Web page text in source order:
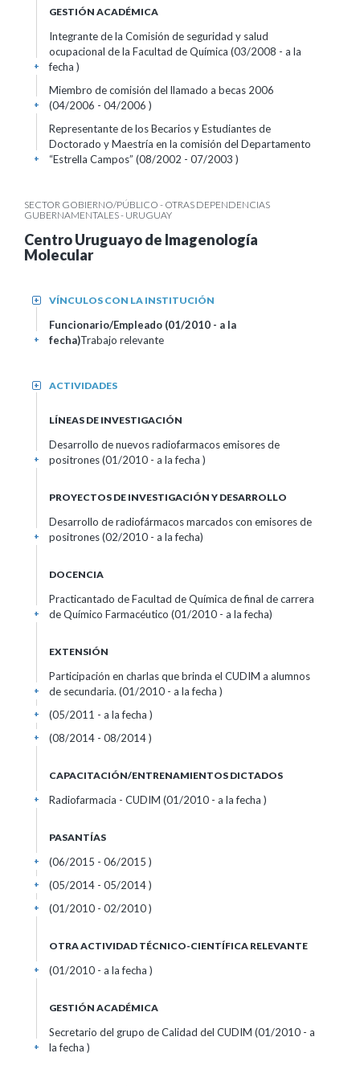
GESTIÓN ACADÉMICA
Integrante de la Comisión de seguridad y salud
ocupacional de la Facultad de Química (03/2008 - a la
fecha )
+
Miembro de comisión del llamado a becas 2006
(04/2006 - 04/2006 )
+
Representante de los Becarios y Estudiantes de
Doctorado y Maestría en la comisión del Departamento
“Estrella Campos” (08/2002 - 07/2003 )
+
SECTOR GOBIERNO/PÚBLICO - OTRAS DEPENDENCIAS
GUBERNAMENTALES - URUGUAY
Centro Uruguayo de Imagenología
Molecular
VÍNCULOS CON LA INSTITUCIÓN
+
Funcionario/Empleado (01/2010 - a la
fecha)Trabajo relevante
+
ACTIVIDADES
+
LÍNEAS DE INVESTIGACIÓN
Desarrollo de nuevos radiofarmacos emisores de
positrones (01/2010 - a la fecha )
+
PROYECTOS DE INVESTIGACIÓN Y DESARROLLO
Desarrollo de radiofármacos marcados con emisores de
positrones (02/2010 - a la fecha)
+
DOCENCIA
Practicantado de Facultad de Química de final de carrera
de Químico Farmacéutico (01/2010 - a la fecha)
+
EXTENSIÓN
Participación en charlas que brinda el CUDIM a alumnos
de secundaria. (01/2010 - a la fecha )
+
(05/2011 - a la fecha )
+
(08/2014 - 08/2014 )
+
CAPACITACIÓN/ENTRENAMIENTOS DICTADOS
Radiofarmacia - CUDIM (01/2010 - a la fecha )
+
PASANTÍAS
(06/2015 - 06/2015 )
+
(05/2014 - 05/2014 )
+
(01/2010 - 02/2010 )
+
OTRA ACTIVIDAD TÉCNICO-CIENTÍFICA RELEVANTE
(01/2010 - a la fecha )
+
GESTIÓN ACADÉMICA
Secretario del grupo de Calidad del CUDIM (01/2010 - a
la fecha )
+